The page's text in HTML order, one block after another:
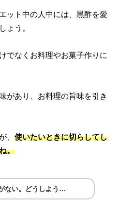
ット中の人中には、黒酢を愛
ょう。
でなくお料理やお菓子作りに
があり、お料理の旨味を引き
、 使いたいときに切らしてし
。
ない。どうしよう…